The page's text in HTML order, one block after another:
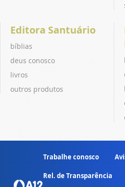
Editora Santuário
bíblias
deus conosco
livros
outros produtos
Trabalhe conosco
Rel. de Transparência